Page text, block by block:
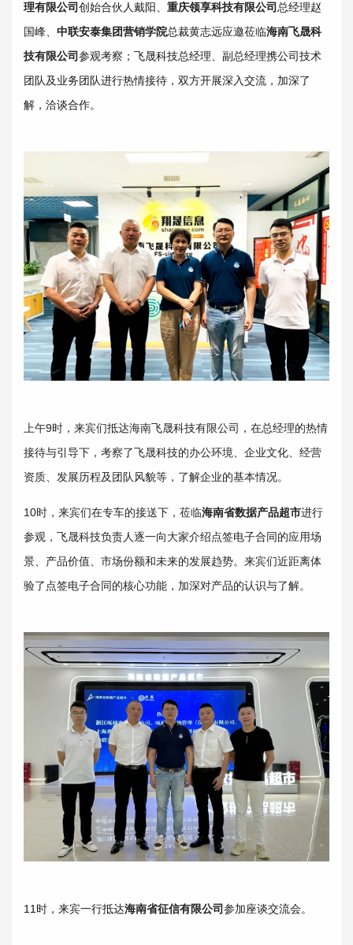
理有限公司创始合伙人戴阳、 重庆领享科技有限公司总经理赵
国峰、 中联安泰集团营销学院总裁黄志远应邀莅临海南飞晟科
技有限公司参观考察；飞晟科技总经理、副总经理携公司技术
团队及业务团队进行热情接待，双方开展深入交流，加深了
解，洽谈合作。
上午9时，来宾们抵达海南飞晟科技有限公司，在总经理的热情
接待与引导下，考察了飞晟科技的办公环境、企业文化、经营
资质、发展历程及团队风貌等，了解企业的基本情况。
10时，来宾们在专车的接送下，莅临海南省数据产品超市进行
参观，飞晟科技负责人逐一向大家介绍点签电子合同的应用场
景、产品价值、市场份额和未来的发展趋势。来宾们近距离体
验了点签电子合同的核心功能，加深对产品的认识与了解。
11时，来宾一行抵达海南省征信有限公司参加座谈交流会。